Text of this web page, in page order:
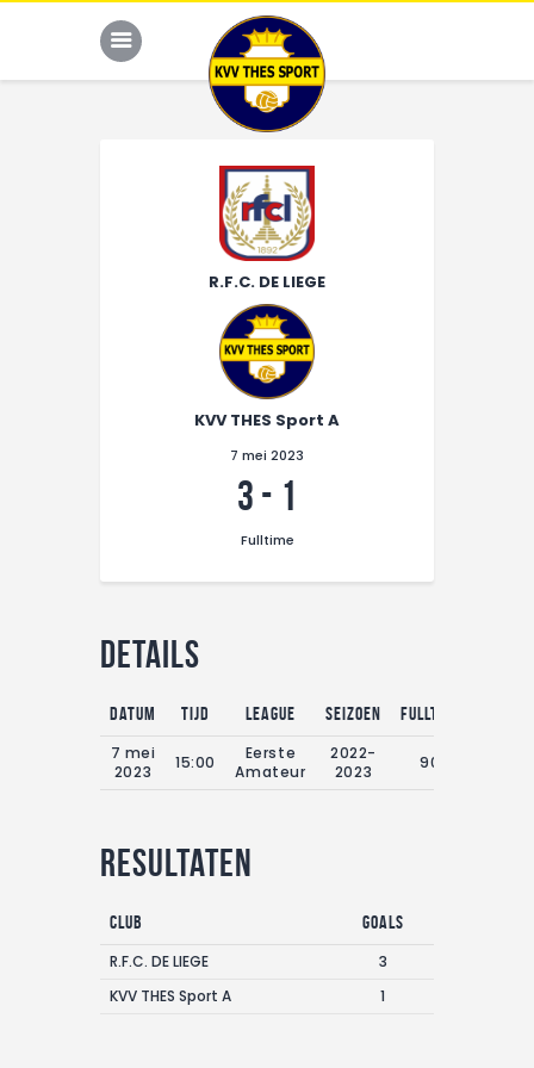
JONG THES
G-VOETBAL
R.F.C. DE LIEGE
KVV THES Sport A
7 mei 2023
3 - 1
Fulltime
Details
Datum Tijd League Seizoen
Fulltime
7 mei
2023
15:00
Eerste
Amateur
2022-
2023
90'
Resultaten
Club
Goals
R.F.C. DE LIEGE
3
KVV THES Sport A
1